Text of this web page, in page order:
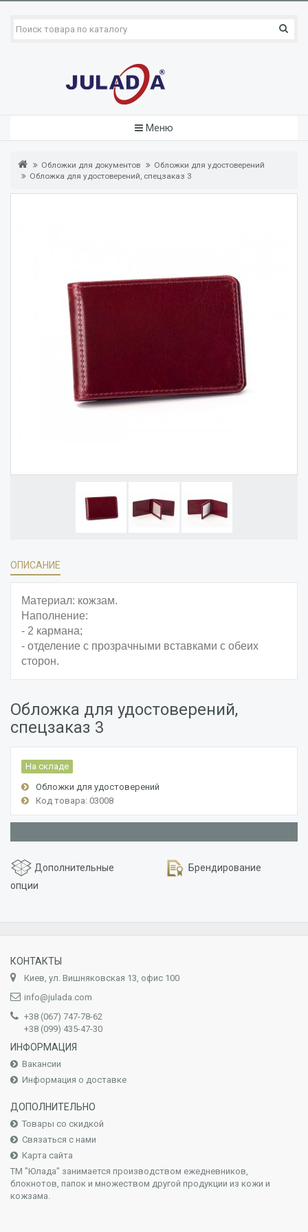
Меню
Обложки для документов
Обложки для удостоверений
Обложка для удостоверений, спецзаказ 3
ОПИСАНИЕ
Материал: кожзам.
Наполнение:
- 2 кармана;
- отделение с прозрачными вставками с обеих
сторон.
Обложка для удостоверений,
спецзаказ 3
На складе
Обложки для удостоверений
Код товара: 03008
Дополнительные
опции
Брендирование
КОНТАКТЫ
Киев, ул. Вишняковская 13, офис 100
info@julada.com
+38 (067) 747-78-62
+38 (099) 435-47-30
ИНФОРМАЦИЯ
Вакансии
Информация о доставке
ДОПОЛНИТЕЛЬНО
Товары со скидкой
Связаться с нами
Карта сайта
ТМ "Юлада" занимается производством ежедневников,
блокнотов, папок и множеством другой продукции из кожи и
кожзама.